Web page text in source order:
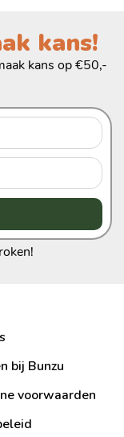
kans!
kans op €50,-
bij Bunzu
voorwaarden